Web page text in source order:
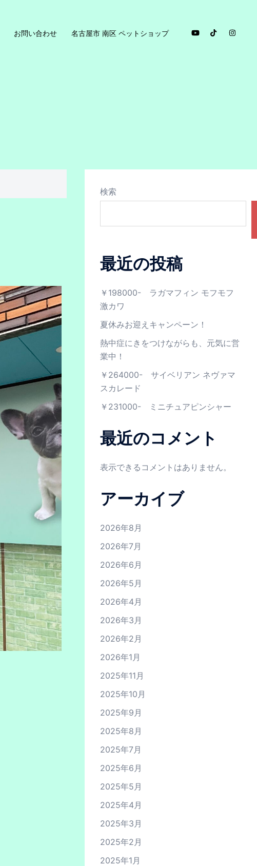
お問い合わせ 名古屋市 南区 ペットショップ
検索
最近の投稿
￥198000- ラガマフィン モフモフ
激カワ
夏休みお迎えキャンペーン！
熱中症にきをつけながらも、元気に営
業中！
￥264000- サイベリアン ネヴァマ
スカレード
￥231000- ミニチュアピンシャー
最近のコメント
表示できるコメントはありません。
アーカイブ
2026年8月
2026年7月
2026年6月
2026年5月
2026年4月
2026年3月
2026年2月
2026年1月
2025年11月
2025年10月
2025年9月
2025年8月
2025年7月
2025年6月
2025年5月
2025年4月
2025年3月
2025年2月
2025年1月